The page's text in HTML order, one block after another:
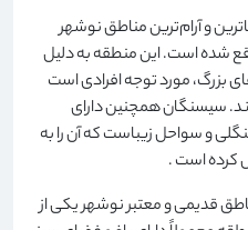
و آرام‌ترین مناطق نوشهر
شده است. این منطقه به دلیل
مورد توجه افرادی است
سیسنگان همچنین دارای
و سواحل زیباست که آن را به
کرده است.
قدیمی و معتبر نوشهر یکی از